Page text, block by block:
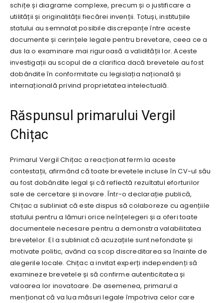
schițe și diagrame complexe, precum și o justificare a
utilității și originalității fiecărei invenții. Totuși, instituțiile
statului au semnalat posibile discrepanțe între aceste
documente și cerințele legale pentru brevetare, ceea ce a
dus la o examinare mai riguroasă a validității lor. Aceste
investigații au scopul de a clarifica dacă brevetele au fost
dobândite în conformitate cu legislația națională și
internațională privind proprietatea intelectuală.
Răspunsul primarului Vergil
Chițac
Primarul Vergil Chițac a reacționat ferm la aceste
contestații, afirmând că toate brevetele incluse în CV-ul său
au fost dobândite legal și că reflectă rezultatul eforturilor
sale de cercetare și inovare. Într-o declarație publică,
Chițac a subliniat că este dispus să colaboreze cu agențiile
statului pentru a lămuri orice neînțelegeri și a oferi toate
documentele necesare pentru a demonstra valabilitatea
brevetelor. El a subliniat că acuzațiile sunt nefondate și
motivate politic, având ca scop discreditarea sa înainte de
alegerile locale. Chițac a invitat experți independenți să
examineze brevetele și să confirme autenticitatea și
valoarea lor inovatoare. De asemenea, primarul a
menționat că va lua măsuri legale împotriva celor care